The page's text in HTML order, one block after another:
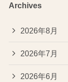
Archives
2026年8月
2026年7月
2026年6月